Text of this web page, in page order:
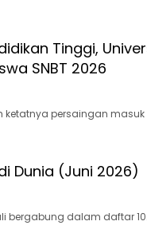
Tinggi,
SNBT 2026
ketatnya persaingan
Dunia (Juni 2026)
bergabung dalam daftar